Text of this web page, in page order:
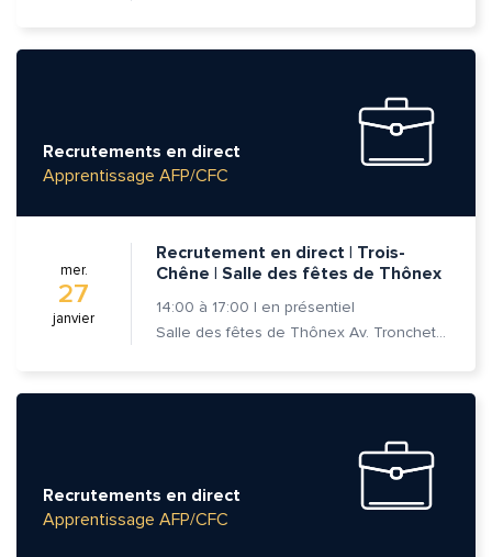
Recrutements en direct
Apprentissage AFP/CFC
mer.
27
janvier
Recrutement en direct | Trois-
Chêne | Salle des fêtes de Thônex
14:00 à 17:00 | en présentiel
Salle des fêtes de Thônex Av. Tronchet 18 - 1226 Thônex
Recrutements en direct
Apprentissage AFP/CFC
Prénom et nom*
Message*
Envoyer
Commentaire*
Envoyer